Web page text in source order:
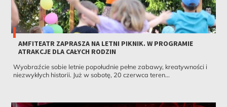
AMFITEATR ZAPRASZA NA LETNI PIKNIK. W PROGRAMIE
ATRAKCJE DLA CAŁYCH RODZIN
Wyobraźcie sobie letnie popołudnie pełne zabawy, kreatywności i
niezwykłych historii. Już w sobotę, 20 czerwca teren...